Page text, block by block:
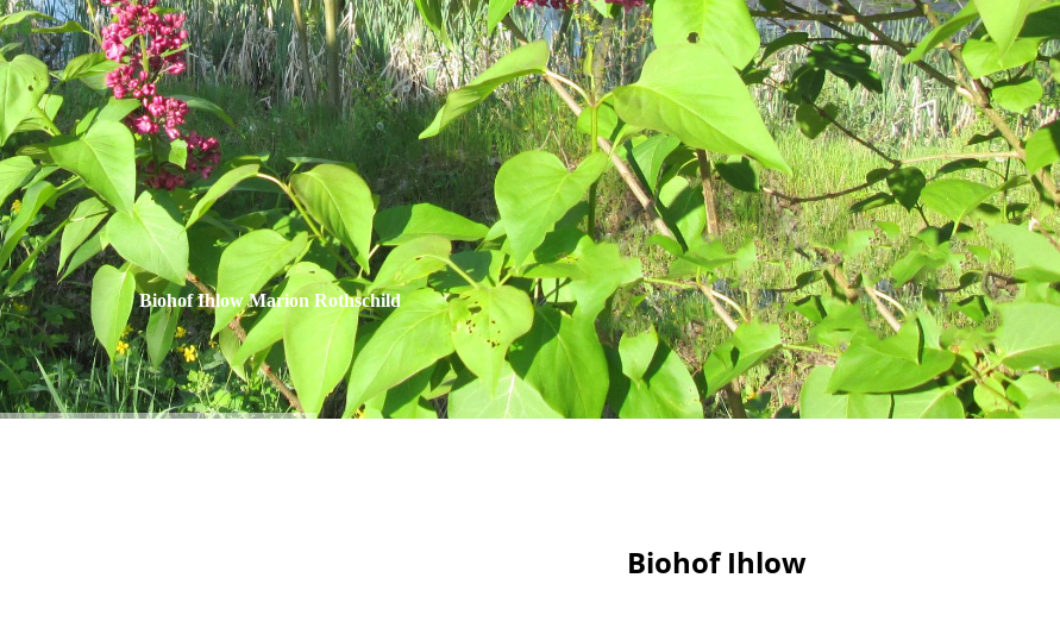
Biohof Ihlow Marion Rothschild
Biohof Ihlow